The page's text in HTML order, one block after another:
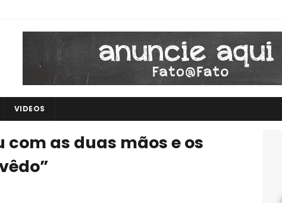
VIDEOS
com as duas mãos e os